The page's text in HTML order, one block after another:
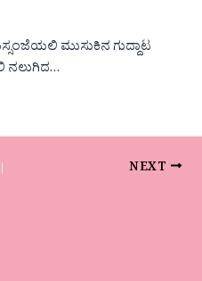
ಮುಸುಕಿನ ಗುದ್ದಾಟ
ನಲುಗಿದ…
NEXT